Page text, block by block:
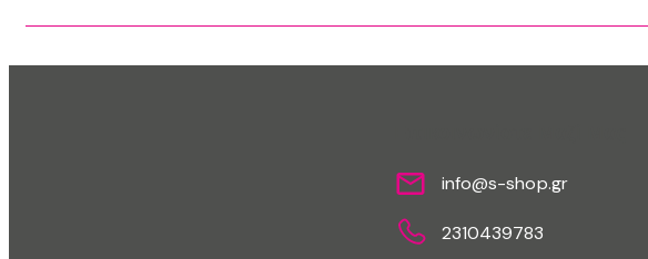
info@s-shop.gr
2310439783